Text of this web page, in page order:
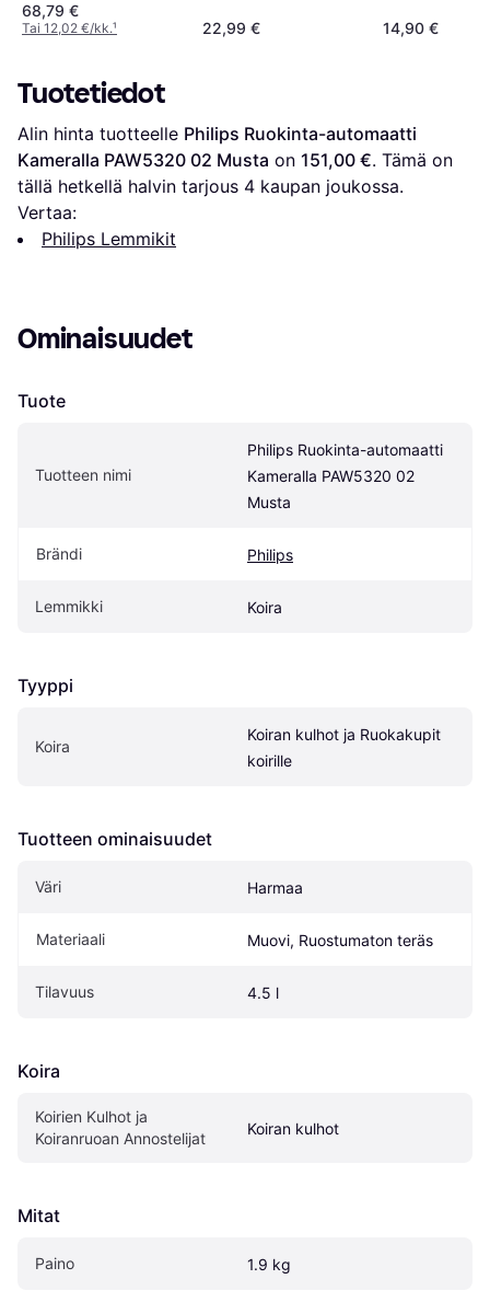
68,79 €
Tai 12,02 €/kk.¹ 22,99 € 14,90 €
Tuotetiedot
Alin hinta tuotteelle Philips Ruokinta-automaatti
Kameralla PAW5320 02 Musta on 151,00 €. Tämä on
tällä hetkellä halvin tarjous 4 kaupan joukossa.
Vertaa:
Philips Lemmikit
Ominaisuudet
Tuote
Tuotteen nimi
Philips Ruokinta-automaatti
Kameralla PAW5320 02
Musta
Brändi Philips
Lemmikki Koira
Tyyppi
Koira
Koiran kulhot ja Ruokakupit
koirille
Tuotteen ominaisuudet
Väri Harmaa
Materiaali Muovi, Ruostumaton teräs
Tilavuus 4.5 l
Koira
Koirien Kulhot ja
Koiranruoan Annostelijat
Koiran kulhot
Mitat
Paino 1.9 kg